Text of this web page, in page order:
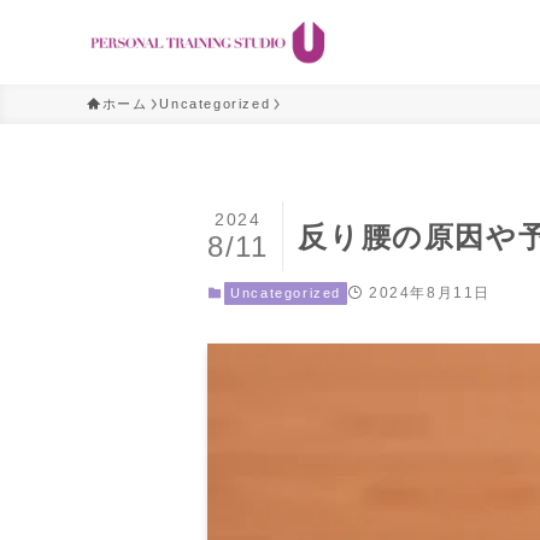
ホーム Uncategorized
反り腰の原因や
2024
8/11
Uncategorized 2024年8月11日